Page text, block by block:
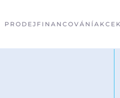
PRODEJ FINANCOVÁNÍAKCE